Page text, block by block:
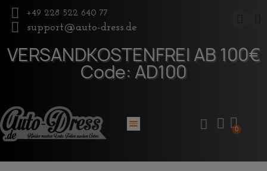
+49 228 522 640 77
support@auto-dress.de
VERSANDKOSTENFREI AB 100€
Code: AD100